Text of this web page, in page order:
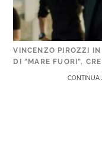
VINCENZO PIROZZI
DI “MARE FUORI”.
CONTINUA